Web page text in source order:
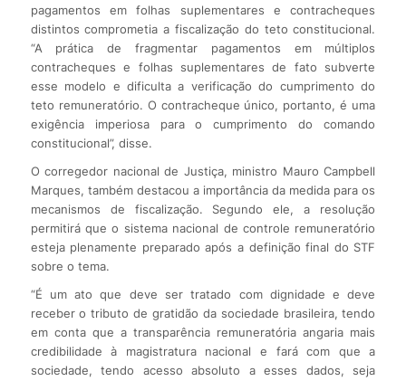
pagamentos em folhas suplementares e contracheques
distintos comprometia a fiscalização do teto constitucional.
“A prática de fragmentar pagamentos em múltiplos
contracheques e folhas suplementares de fato subverte
esse modelo e dificulta a verificação do cumprimento do
teto remuneratório. O contracheque único, portanto, é uma
exigência imperiosa para o cumprimento do comando
constitucional”, disse.
O corregedor nacional de Justiça, ministro Mauro Campbell
Marques, também destacou a importância da medida para os
mecanismos de fiscalização. Segundo ele, a resolução
permitirá que o sistema nacional de controle remuneratório
esteja plenamente preparado após a definição final do STF
sobre o tema.
“É um ato que deve ser tratado com dignidade e deve
receber o tributo de gratidão da sociedade brasileira, tendo
em conta que a transparência remuneratória angaria mais
credibilidade à magistratura nacional e fará com que a
sociedade, tendo acesso absoluto a esses dados, seja